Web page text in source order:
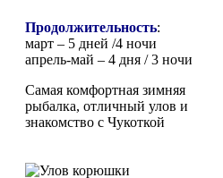
Продолжительность:
март – 5 дней /4 ночи
апрель-май – 4 дня / 3 ночи
Самая комфортная зимняя
рыбалка, отличный улов и
знакомство с Чукоткой